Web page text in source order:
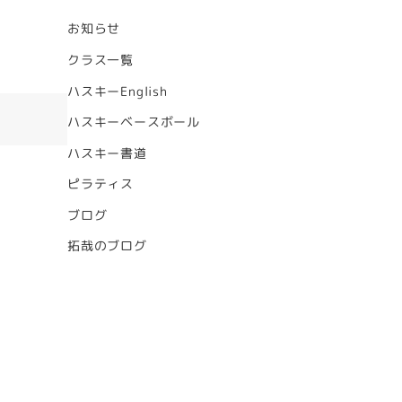
お知らせ
クラス一覧
ハスキーEnglish
ハスキーベースボール
ハスキー書道
ピラティス
ブログ
拓哉のブログ